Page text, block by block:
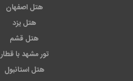
هتل اصفهان
هتل یزد
هتل قشم
تور مشهد با قطار
هتل استانبول